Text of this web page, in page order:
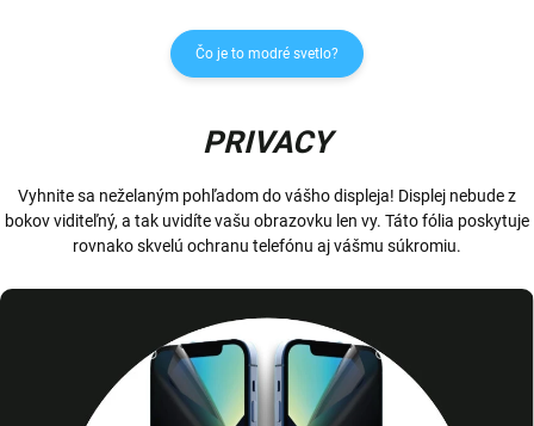
Čo je to modré svetlo?
PRIVACY
Vyhnite sa neželaným pohľadom do vášho displeja! Displej nebude z
bokov viditeľný, a tak uvidíte vašu obrazovku len vy. Táto fólia poskytuje
rovnako skvelú ochranu telefónu aj vášmu súkromiu.